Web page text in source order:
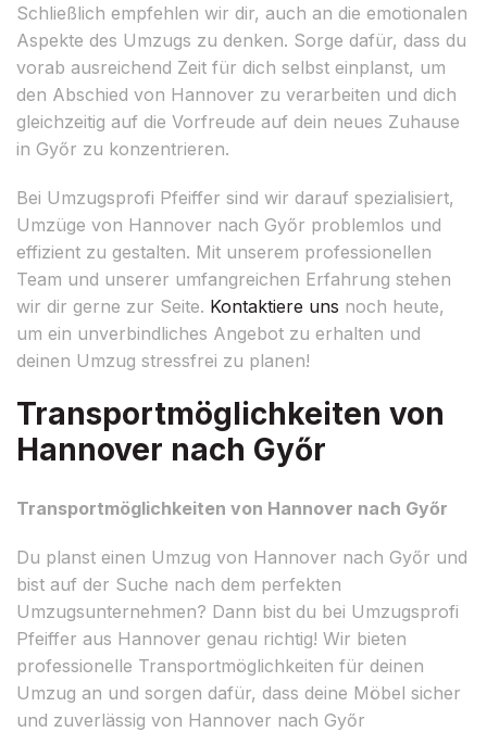
Schließlich empfehlen wir dir, auch an die emotionalen
Aspekte des Umzugs zu denken. Sorge dafür, dass du
vorab ausreichend Zeit für dich selbst einplanst, um
den Abschied von Hannover zu verarbeiten und dich
gleichzeitig auf die Vorfreude auf dein neues Zuhause
in Győr zu konzentrieren.
Bei Umzugsprofi Pfeiffer sind wir darauf spezialisiert,
Umzüge von Hannover nach Győr problemlos und
effizient zu gestalten. Mit unserem professionellen
Team und unserer umfangreichen Erfahrung stehen
wir dir gerne zur Seite. Kontaktiere uns noch heute,
um ein unverbindliches Angebot zu erhalten und
deinen Umzug stressfrei zu planen!
Transportmöglichkeiten von
Hannover nach Győr
Transportmöglichkeiten von Hannover nach Győr
Du planst einen Umzug von Hannover nach Győr und
bist auf der Suche nach dem perfekten
Umzugsunternehmen? Dann bist du bei Umzugsprofi
Pfeiffer aus Hannover genau richtig! Wir bieten
professionelle Transportmöglichkeiten für deinen
Umzug an und sorgen dafür, dass deine Möbel sicher
und zuverlässig von Hannover nach Győr